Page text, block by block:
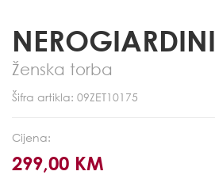
NEROGIARDINI
Ženska torba
Šifra artikla: 09ZET10175
Cijena:
299,00 KM